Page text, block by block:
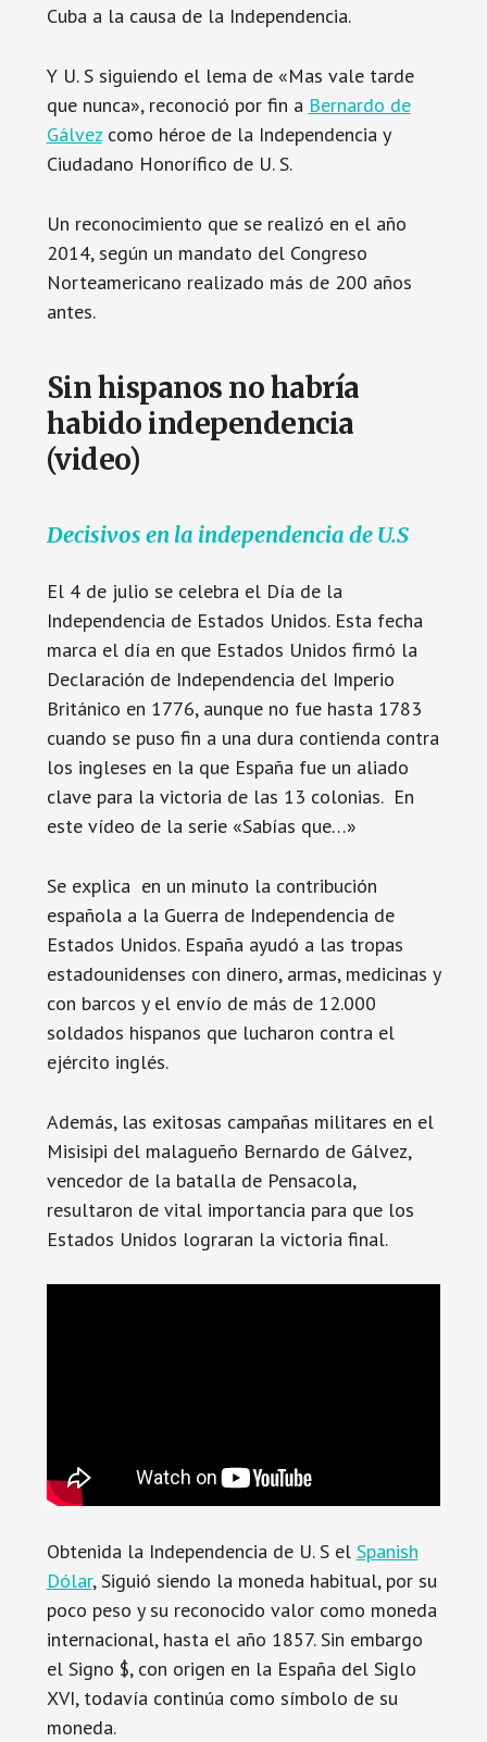
Cuba a la causa de la Independencia.
Y U. S siguiendo el lema de «Mas vale tarde
que nunca», reconoció por fin a Bernardo de
Gálvezcomo héroe de la Independencia y
Ciudadano Honorífico de U. S.
Un reconocimiento que se realizó en el año
2014, según un mandato del Congreso
Norteamericano realizado más de 200 años
antes.
Sin hispanos no habría
habido independencia
(video)
Decisivos en la independencia de U.S
El 4 de julio se celebra el Día de la
Independencia de Estados Unidos. Esta fecha
marca el día en que Estados Unidos firmó la
Declaración de Independencia del Imperio
Británico en 1776, aunque no fue hasta 1783
cuando se puso fin a una dura contienda contra
los ingleses en la que España fue un aliado
clave para la victoria de las 13 colonias. En
este vídeo de la serie «Sabías que…»
Se explica en un minuto la contribución
española a la Guerra de Independencia de
Estados Unidos. España ayudó a las tropas
estadounidenses con dinero, armas, medicinas y
con barcos y el envío de más de 12.000
soldados hispanos que lucharon contra el
ejército inglés.
Además, las exitosas campañas militares en el
Misisipi del malagueño Bernardo de Gálvez,
vencedor de la batalla de Pensacola,
resultaron de vital importancia para que los
Estados Unidos lograran la victoria final.
Obtenida la Independencia de U. S el Spanish
Dólar, Siguió siendo la moneda habitual, por su
poco peso y su reconocido valor como moneda
internacional, hasta el año 1857. Sin embargo
el Signo $, con origen en la España del Siglo
XVI, todavía continúa como símbolo de su
moneda.